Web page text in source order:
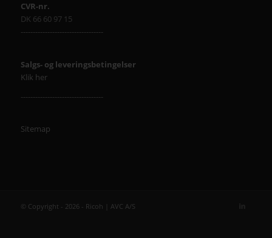
CVR-nr.
DK 66 60 97 15
----------------------------------
Salgs- og leveringsbetingelser
Klik her
----------------------------------
Sitemap
© Copyright - 2026 - Ricoh | AVC A/S